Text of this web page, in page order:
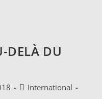
DELÀ DU
PostInternational